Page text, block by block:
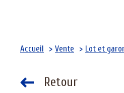
Accueil Vente Lot et
Retour